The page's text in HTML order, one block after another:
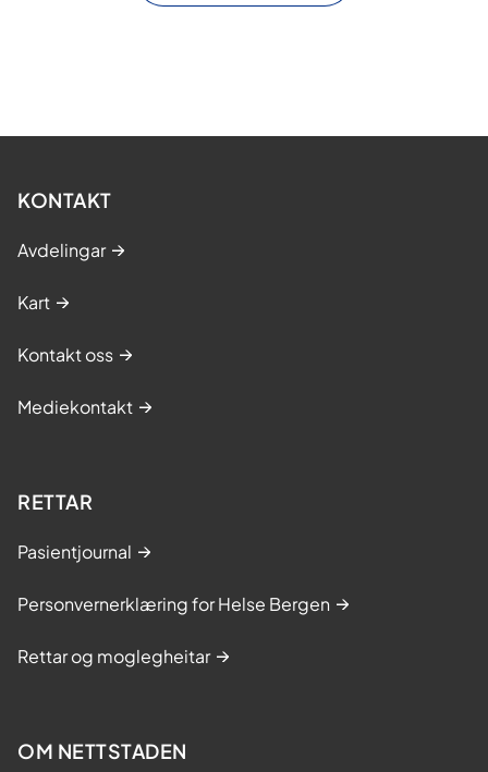
KONTAKT
Avdelingar
Kart
Kontakt oss
Mediekontakt
RETTAR
Pasientjournal
Personvernerklæring for Helse Bergen
Rettar og moglegheitar
OM NETTSTADEN